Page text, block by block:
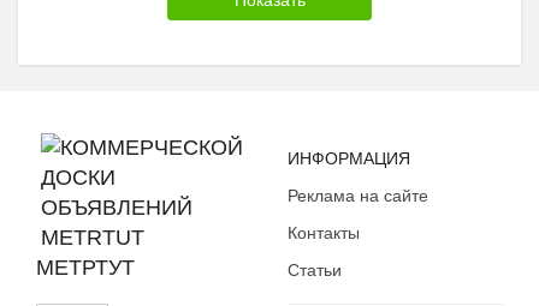
МЕТРТУТ
ИНФОРМАЦИЯ
Реклама на сайте
Контакты
Статьи